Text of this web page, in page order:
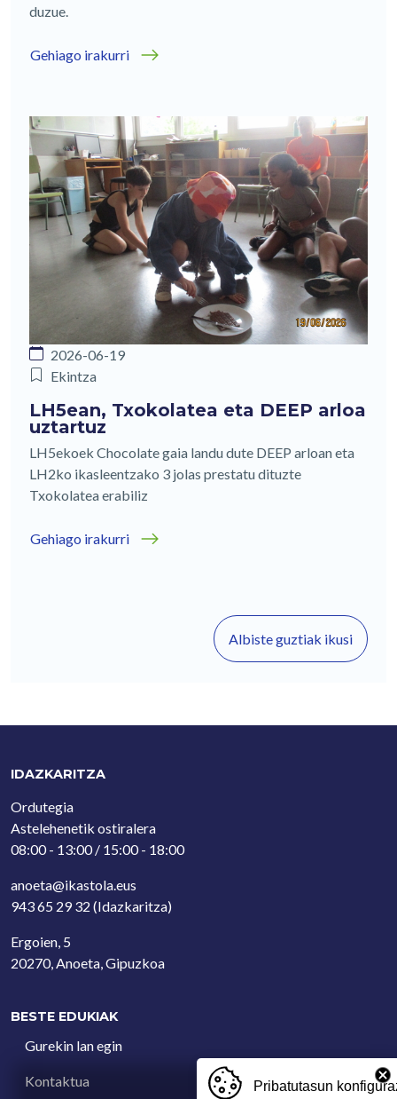
duzue.
Gehiago irakurri
2026-06-19
Ekintza
LH5ean, Txokolatea eta DEEP arloa
uztartuz
LH5ekoek Chocolate gaia landu dute DEEP arloan eta
LH2ko ikasleentzako 3 jolas prestatu dituzte
Txokolatea erabiliz
Gehiago irakurri
Albiste guztiak ikusi
IDAZKARITZA
Ordutegia
Astelehenetik ostiralera
08:00 - 13:00 / 15:00 - 18:00
anoeta@ikastola.eus
943 65 29 32 (Idazkaritza)
Ergoien, 5
20270, Anoeta, Gipuzkoa
BESTE EDUKIAK
Gurekin lan egin
Kontaktua Pribatutasun